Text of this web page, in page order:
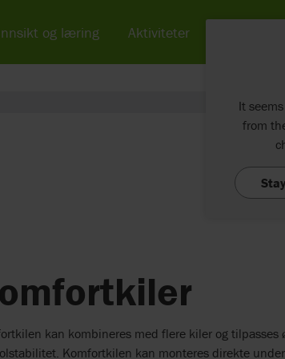
kan kombineres med flere kiler og
Komfortkilen kan monteres direkte under
og læring Aktiviteter
It
from